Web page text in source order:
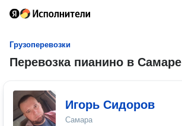
Грузоперевозки
Перевозка пианино в Самаре
Игорь Сидоров
Самара